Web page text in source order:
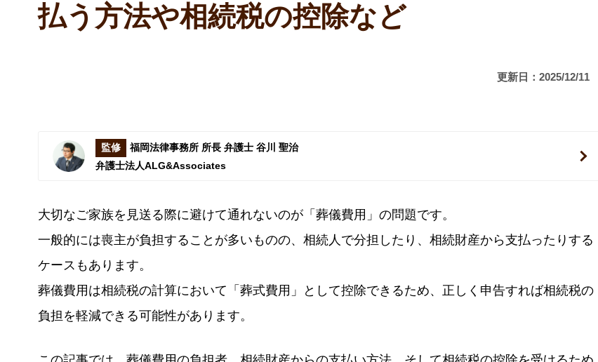
払う方法や相続税の控除など
更新日：2025/12/11
監修
福岡法律事務所 所長 弁護士 谷川 聖治
弁護士法人ALG&Associates
大切なご家族を見送る際に避けて通れないのが「葬儀費用」の問題です。
一般的には喪主が負担することが多いものの、相続人で分担したり、相続財産から支払ったりする
ケースもあります。
葬儀費用は相続税の計算において「葬式費用」として控除できるため、正しく申告すれば相続税の
負担を軽減できる可能性があります。